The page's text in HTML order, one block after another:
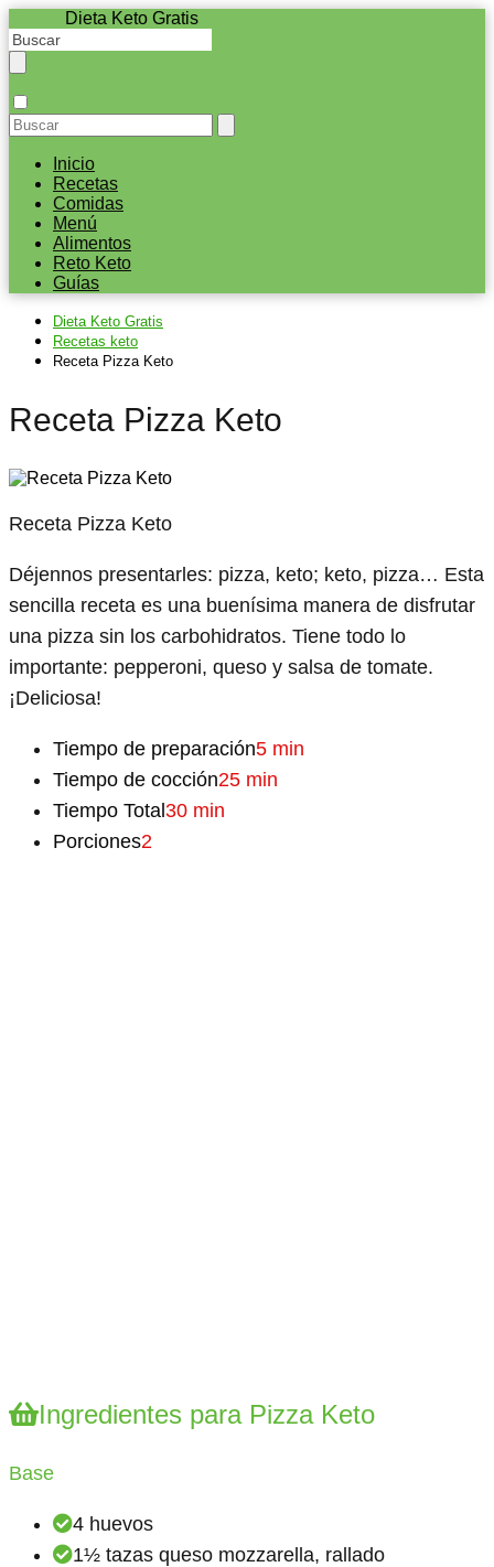
Dieta Keto Gratis
Inicio
Recetas
Comidas
Menú
Alimentos
Reto Keto
Guías
Dieta Keto Gratis
Recetas keto
Receta Pizza Keto
Receta Pizza Keto
Receta Pizza Keto
Déjennos presentarles: pizza, keto; keto, pizza… Esta
sencilla receta es una buenísima manera de disfrutar
una pizza sin los carbohidratos. Tiene todo lo
importante: pepperoni, queso y salsa de tomate.
¡Deliciosa!
Tiempo de preparación5 min
Tiempo de cocción25 min
Tiempo Total30 min
Porciones2
Ingredientes para Pizza Keto
Base
4 huevos
1½ tazas queso mozzarella, rallado